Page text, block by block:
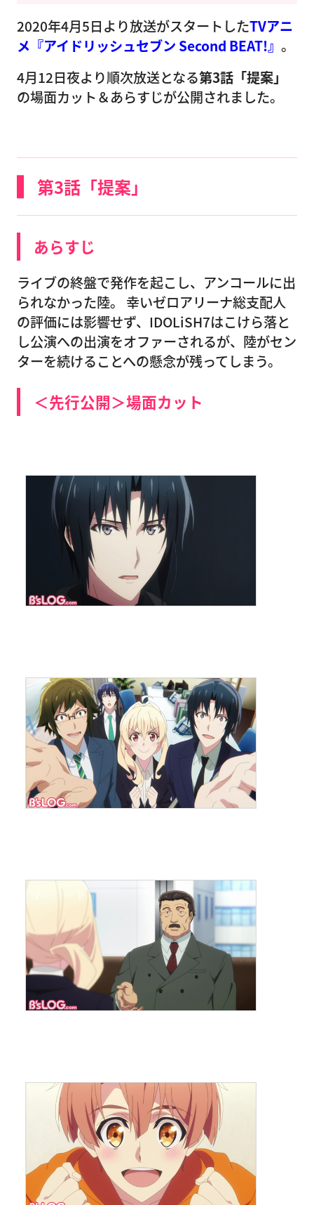
2020年4月5日より放送がスタートしたTVアニ
メ『アイドリッシュセブン Second BEAT!』 。
4月12日夜より順次放送となる第3話「提案」
の場面カット＆あらすじが公開されました。
第3話「提案」
あらすじ
ライブの終盤で発作を起こし、アンコールに出
られなかった陸。 幸いゼロアリーナ総支配人
の評価には影響せず、IDOLiSH7はこけら落と
し公演への出演をオファーされるが、陸がセン
ターを続けることへの懸念が残ってしまう。
＜先行公開＞場面カット